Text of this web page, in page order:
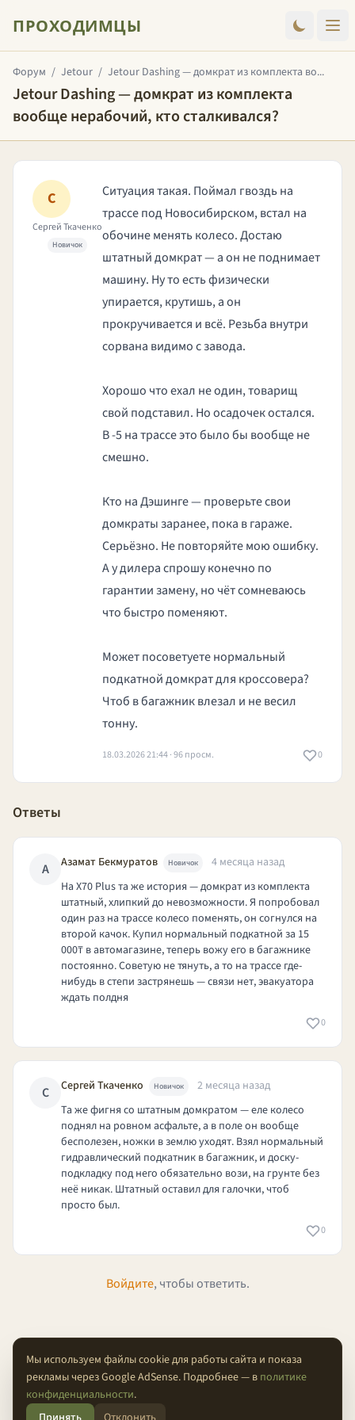
ПРОХОДИМЦЫ
Форум / Jetour / Jetour Dashing — домкрат из комплекта во...
Jetour Dashing — домкрат из комплекта
вообще нерабочий, кто сталкивался?
С
Сергей Ткаченко
Новичок
Ситуация такая. Поймал гвоздь на
трассе под Новосибирском, встал на
обочине менять колесо. Достаю
штатный домкрат — а он не поднимает
машину. Ну то есть физически
упирается, крутишь, а он
прокручивается и всё. Резьба внутри
сорвана видимо с завода.
Хорошо что ехал не один, товарищ
свой подставил. Но осадочек остался.
В -5 на трассе это было бы вообще не
смешно.
Кто на Дэшинге — проверьте свои
домкраты заранее, пока в гараже.
Серьёзно. Не повторяйте мою ошибку.
А у дилера спрошу конечно по
гарантии замену, но чёт сомневаюсь
что быстро поменяют.
Может посоветуете нормальный
подкатной домкрат для кроссовера?
Чтоб в багажник влезал и не весил
тонну.
18.03.2026 21:44 · 96 просм. 0
Ответы
А Азамат Бекмуратов Новичок
4 месяца назад
На X70 Plus та же история — домкрат из комплекта
штатный, хлипкий до невозможности. Я попробовал
один раз на трассе колесо поменять, он согнулся на
второй качок. Купил нормальный подкатной за 15
000₸ в автомагазине, теперь вожу его в багажнике
постоянно. Советую не тянуть, а то на трассе где-
нибудь в степи застрянешь — связи нет, эвакуатора
ждать полдня
0
С Сергей Ткаченко Новичок
2 месяца назад
Та же фигня со штатным домкратом — еле колесо
поднял на ровном асфальте, а в поле он вообще
бесполезен, ножки в землю уходят. Взял нормальный
гидравлический подкатник в багажник, и доску-
подкладку под него обязательно вози, на грунте без
неё никак. Штатный оставил для галочки, чтоб
просто был.
0
Войдите, чтобы ответить.
О проектеКонфиденциальность
Мы используем файлы cookie для работы сайта и показа
рекламы через Google AdSense. Подробнее — в политике
конфиденциальности.